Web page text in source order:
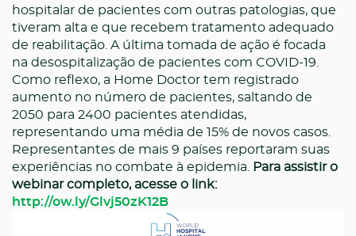
hospitalar de pacientes com outras patologias, que
tiveram alta e que recebem tratamento adequado
de reabilitação. A última tomada de ação é focada
na desospitalização de pacientes com COVID-19.
Como reflexo, a Home Doctor tem registrado
aumento no número de pacientes, saltando de
2050 para 2400 pacientes atendidas,
representando uma média de 15% de novos casos.
Representantes de mais 9 países reportaram suas
experiências no combate à epidemia.
Para assistir o
webinar completo, acesse o link:
http://ow.ly/Glvj50zK12B